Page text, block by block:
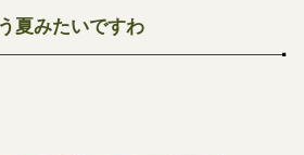
夏みたいですわ